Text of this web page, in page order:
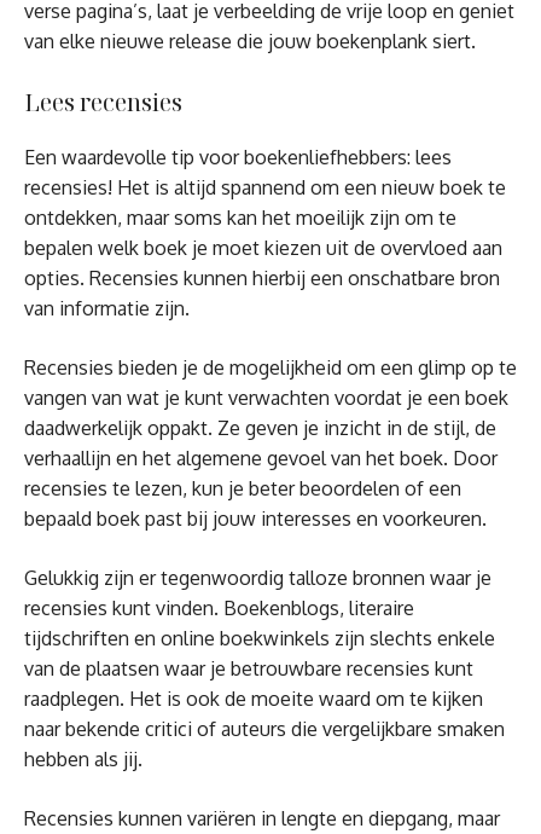
verse pagina’s, laat je verbeelding de vrije loop en geniet
van elke nieuwe release die jouw boekenplank siert.
Lees recensies
Een waardevolle tip voor boekenliefhebbers: lees
recensies! Het is altijd spannend om een nieuw boek te
ontdekken, maar soms kan het moeilijk zijn om te
bepalen welk boek je moet kiezen uit de overvloed aan
opties. Recensies kunnen hierbij een onschatbare bron
van informatie zijn.
Recensies bieden je de mogelijkheid om een glimp op te
vangen van wat je kunt verwachten voordat je een boek
daadwerkelijk oppakt. Ze geven je inzicht in de stijl, de
verhaallijn en het algemene gevoel van het boek. Door
recensies te lezen, kun je beter beoordelen of een
bepaald boek past bij jouw interesses en voorkeuren.
Gelukkig zijn er tegenwoordig talloze bronnen waar je
recensies kunt vinden. Boekenblogs, literaire
tijdschriften en online boekwinkels zijn slechts enkele
van de plaatsen waar je betrouwbare recensies kunt
raadplegen. Het is ook de moeite waard om te kijken
naar bekende critici of auteurs die vergelijkbare smaken
hebben als jij.
Recensies kunnen variëren in lengte en diepgang, maar